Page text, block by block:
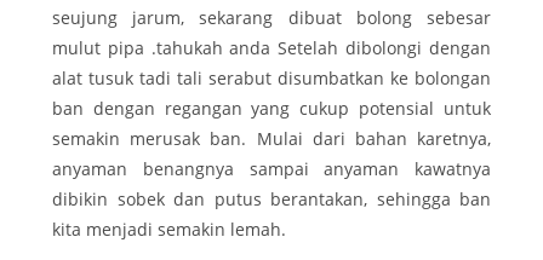
seujung jarum, sekarang dibuat bolong sebesar
mulut pipa .tahukah anda Setelah dibolongi dengan
alat tusuk tadi tali serabut disumbatkan ke bolongan
ban dengan regangan yang cukup potensial untuk
semakin merusak ban. Mulai dari bahan karetnya,
anyaman benangnya sampai anyaman kawatnya
dibikin sobek dan putus berantakan, sehingga ban
kita menjadi semakin lemah.